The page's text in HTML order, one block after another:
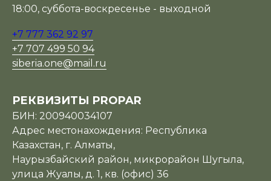
18:00, суббота-воскресенье - выходной
+7 777 362 92 97
+7 707 499 50 94
siberia.one@mail.ru
РЕКВИЗИТЫ PROPAR
БИН: 200940034107
Адрес местонахождения: Республика
Казахстан, г. Алматы,
Наурызбайский район, микрорайон Шугыла,
улица Жуалы, д. 1, кв. (офис) 36